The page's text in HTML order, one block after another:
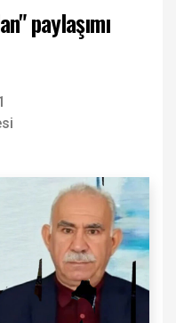
paylaşımı